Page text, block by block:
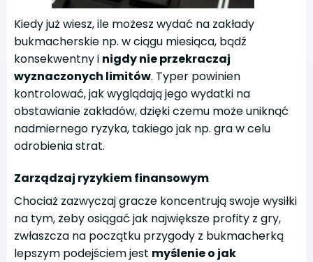
Kiedy już wiesz, ile możesz wydać na zakłady
bukmacherskie np. w ciągu miesiąca, bądź
konsekwentny i nigdy nie przekraczaj
wyznaczonych limitów. Typer powinien
kontrolować, jak wyglądają jego wydatki na
obstawianie zakładów, dzięki czemu może uniknąć
nadmiernego ryzyka, takiego jak np. gra w celu
odrobienia strat.
Zarządzaj ryzykiem finansowym
Chociaż zazwyczaj gracze koncentrują swoje wysiłki
na tym, żeby osiągać jak największe profity z gry,
zwłaszcza na początku przygody z bukmacherką
lepszym podejściem jest myślenie o jak